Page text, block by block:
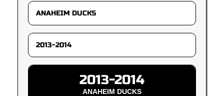
2013-2014
ANAHEIM DUCKS